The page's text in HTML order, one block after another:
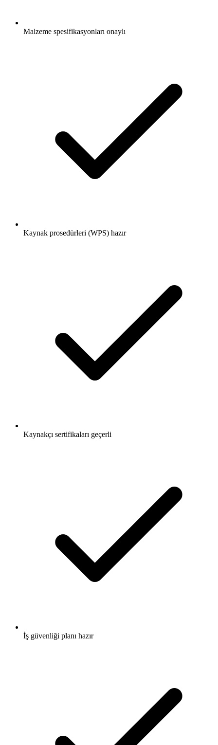
Malzeme spesifikasyonları onaylı
Kaynak prosedürleri (WPS) hazır
Kaynakçı sertifikaları geçerli
İş güvenliği planı hazır